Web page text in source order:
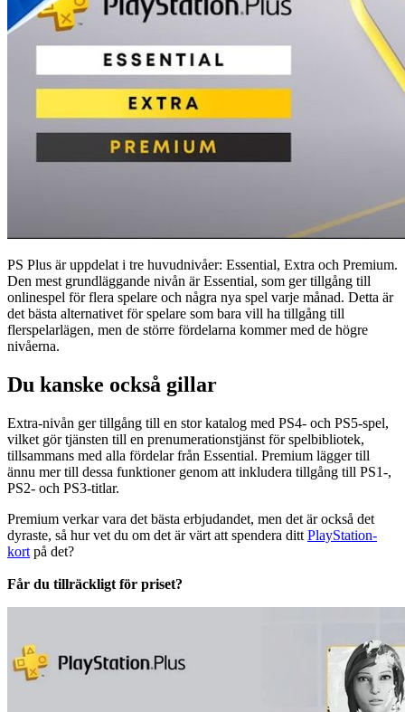
PS Plus är uppdelat i tre huvudnivåer: Essential, Extra och Premium.
Den mest grundläggande nivån är Essential, som ger tillgång till
onlinespel för flera spelare och några nya spel varje månad. Detta är
det bästa alternativet för spelare som bara vill ha tillgång till
flerspelarlägen, men de större fördelarna kommer med de högre
nivåerna.
Du kanske också gillar
Extra-nivån ger tillgång till en stor katalog med PS4- och PS5-spel,
vilket gör tjänsten till en prenumerationstjänst för spelbibliotek,
tillsammans med alla fördelar från Essential. Premium lägger till
ännu mer till dessa funktioner genom att inkludera tillgång till PS1-,
PS2- och PS3-titlar.
Premium verkar vara det bästa erbjudandet, men det är också det
dyraste, så hur vet du om det är värt att spendera ditt PlayStation-
kort på det?
Får du tillräckligt för priset?